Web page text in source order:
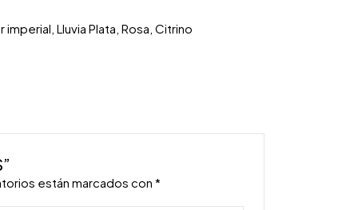
Lluvia Plata, Rosa, Citrino
están marcados con*